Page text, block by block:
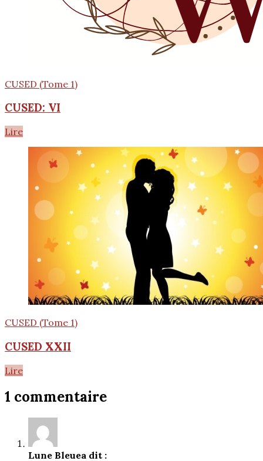
CUSED (Tome 1)
CUSED: VI
Lire
CUSED (Tome 1)
CUSED XXII
Lire
1 commentaire
Lune Bleuea dit :